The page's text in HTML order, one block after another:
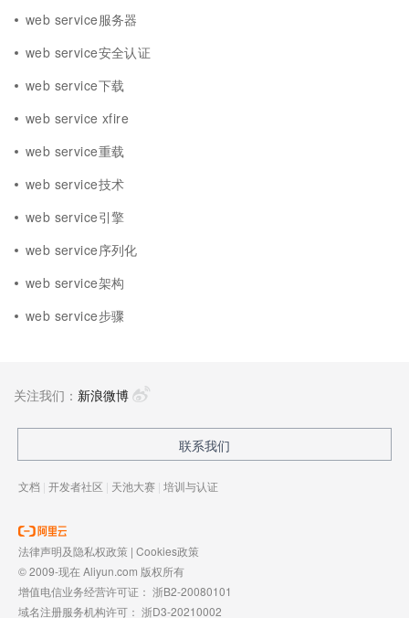
web service服务器
web service安全认证
web service下载
web service xfire
web service重载
web service技术
web service引擎
web service序列化
web service架构
web service步骤
关注我们： 新浪微博
联系我们
文档 | 开发者社区 | 天池大赛 | 培训与认证
法律声明及隐私权政策 | Cookies政策
© 2009-现在 Aliyun.com 版权所有
增值电信业务经营许可证： 浙B2-20080101
域名注册服务机构许可： 浙D3-20210002